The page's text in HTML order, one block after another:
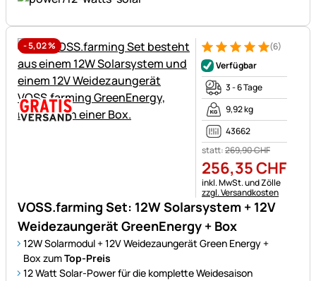
-5,02%
VOSS.farming Set: 12W Solarsystem + 12V
Weidezaungerät GreenEnergy + Box
12W Solarmodul + 12V Weidezaungerät Green Energy +
Box zumTop-Preis
12 Watt Solar-Power für die komplette Weidesaison
Bewertung: 5 von 5 (6
6 Bewertungen
(6)
Verfügbar
3 - 6 Tage
9,92 kg
43662
statt:269,90CHF
256,35CHF
Steuerhinweis:
inkl. MwSt. und Zölle
zzgl. Versandkosten